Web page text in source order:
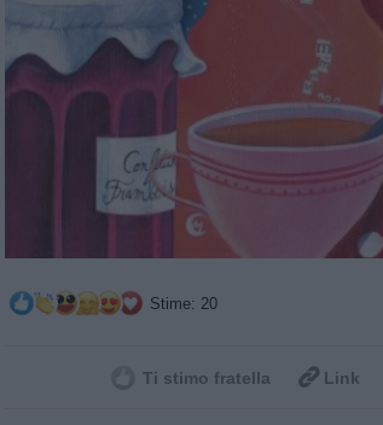
Stime: 20
Ti stimo fratella  Link